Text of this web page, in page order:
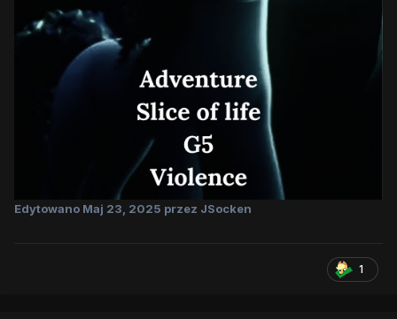
Edytowano Maj 23, 2025 przez JSocken
1